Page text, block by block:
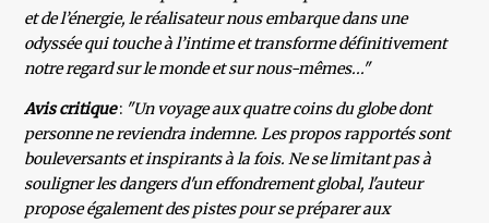
et de l’énergie, le réalisateur nous embarque dans une
odyssée qui touche à l’intime et transforme définitivement
notre regard sur le monde et sur nous-mêmes..."
Avis critique: "Un voyage aux quatre coins du globe dont
personne ne reviendra indemne. Les propos rapportés sont
bouleversants et inspirants à la fois. Ne se limitant pas à
souligner les dangers d'un effondrement global, l'auteur
propose également des pistes pour se préparer aux